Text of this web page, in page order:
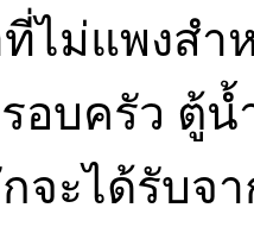
ไม่แพงส
บครัว ตู้น้
จะได้รับจ